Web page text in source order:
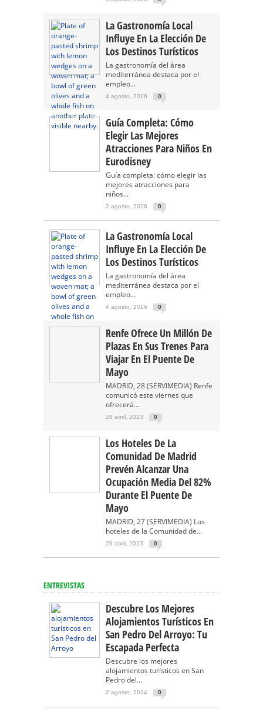
La Gastronomía Local
Influye En La Elección De
Los Destinos Turísticos
La gastronomía del área
mediterránea destaca por el
empleo...
4 agosto, 2026 0
Guía Completa: Cómo
Elegir Las Mejores
Atracciones Para Niños En
Eurodisney
Guía completa: cómo elegir las
mejores atracciones para
niños...
2 agosto, 2026 0
La Gastronomía Local
Influye En La Elección De
Los Destinos Turísticos
La gastronomía del área
mediterránea destaca por el
empleo...
4 agosto, 2026 0
Renfe Ofrece Un Millón De
Plazas En Sus Trenes Para
Viajar En El Puente De
Mayo
MADRID, 28 (SERVIMEDIA) Renfe
comunicó este viernes que
ofrecerá...
28 abril, 2023 0
Los Hoteles De La
Comunidad De Madrid
Prevén Alcanzar Una
Ocupación Media Del 82%
Durante El Puente De
Mayo
MADRID, 27 (SERVIMEDIA) Los
hoteles de la Comunidad de...
28 abril, 2023 0
ENTREVISTAS
Descubre Los Mejores
Alojamientos Turísticos En
San Pedro Del Arroyo: Tu
Escapada Perfecta
Descubre los mejores
alojamientos turísticos en San
Pedro del...
2 agosto, 2024 0